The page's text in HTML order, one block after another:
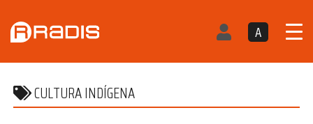
A
CULTURA INDÍGENA